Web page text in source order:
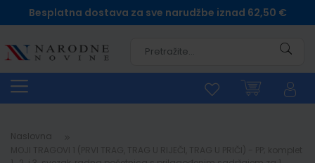
Besplatna dostava za sve narudžbe iznad 62,50 €
Naslovna